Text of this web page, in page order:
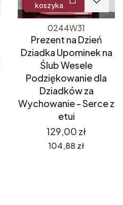
koszyka
0244W31
Prezent na Dzień
Dziadka Upominek na
Ślub Wesele
Podziękowanie dla
Dziadków za
Wychowanie - Serce z
etui
Cena
129,00 zł
Cena
104,88 zł